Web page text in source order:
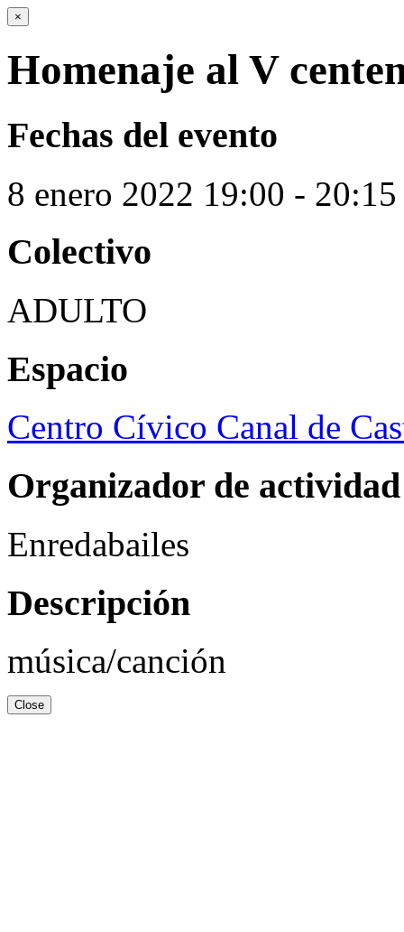
×
Homenaje al V
Fechas del evento
8 enero 2022 19:00 - 20:15
Colectivo
ADULTO
Espacio
Centro Cívico Canal de
Organizador de actividad
Enredabailes
Descripción
música/canción
Close